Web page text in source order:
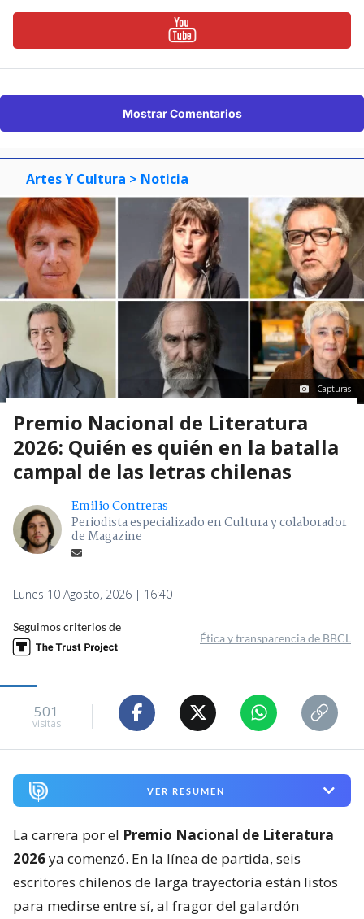
Mostrar Comentarios
Artes Y Cultura > Noticia
Capturas
Premio Nacional de Literatura
2026: Quién es quién en la batalla
campal de las letras chilenas
Emilio Contreras
Periodista especializado en Cultura y colaborador
de Magazine
Lunes 10 Agosto, 2026 | 16:40
Seguimos criterios de
Ética y transparencia de BBCL
501
visitas
VER RESUMEN
La carrera por el Premio Nacional de Literatura
2026ya comenzó. En la línea de partida, seis
escritores chilenos de larga trayectoria están listos
para medirse entre sí, al fragor del galardón